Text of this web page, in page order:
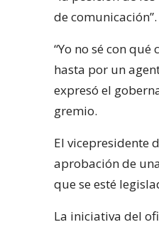
de comunicación”.
“Yo no sé con
hasta por un
expresó el
gremio.
El vicepresidente
aprobación de
que se esté
La iniciativa del